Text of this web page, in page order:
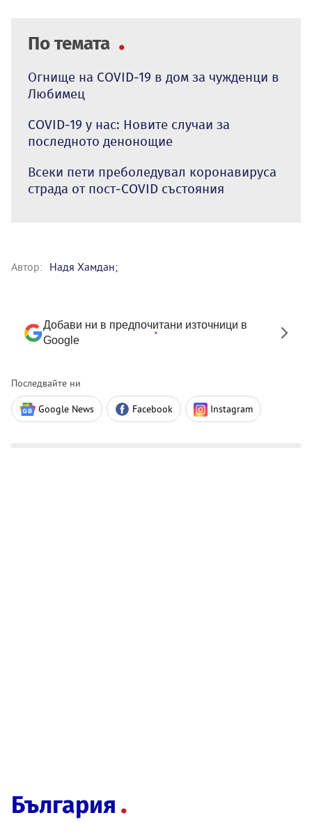
По темата
Огнище на COVID-19 в дом за чужденци в
Любимец
COVID-19 у нас: Новите случаи за
последното денонощие
Всеки пети преболедувал коронавируса
страда от пост-COVID състояния
Автор: Надя Хамдан;
Добави ни в предпочитани източници в
Google
Последвайте ни
Google News Facebook Instagram
България